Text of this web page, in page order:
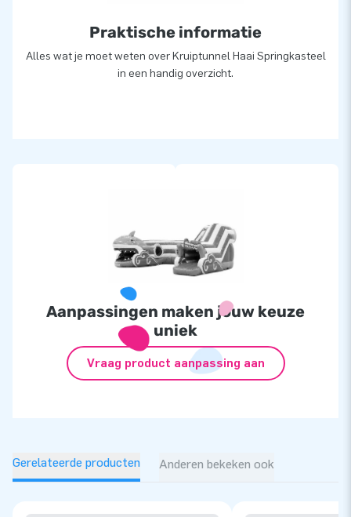
Praktische informatie
Alles wat je moet weten over Kruiptunnel Haai Springkasteel
in een handig overzicht.
Aanpassingen maken jouw keuze
uniek
Vraag product aanpassing aan
Gerelateerde producten Anderen bekeken ook